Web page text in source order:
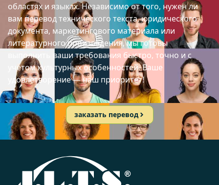
областях и языках. Независимо от того, нужен ли
вам перевод технического текста, юридического
документа, маркетингового материала или
литературного произведения, мы готовы
выполнить ваши требования быстро, точно и с
учетом культурных особенностей. Ваше
удовлетворение — наш приоритет!
заказать перевод